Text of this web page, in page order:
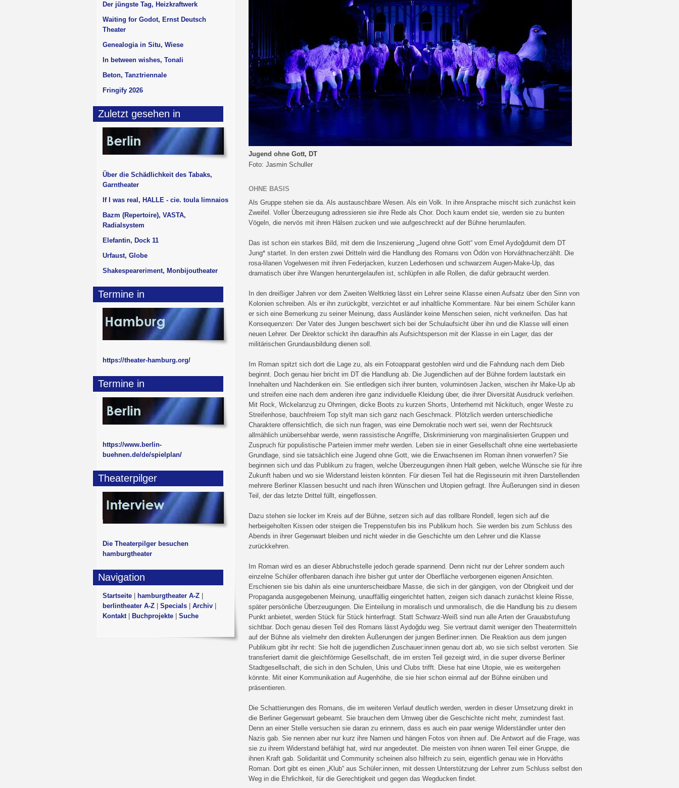
Jugend ohne Gott, DT
Foto: Jasmin Schuller
OHNE BASIS
Als Gruppe stehen sie da. Als austauschbare Wesen. Als ein Volk. In ihre Ansprache mischt sich zunächst kein
Zweifel. Voller Überzeugung adressieren sie ihre Rede als Chor. Doch kaum endet sie, werden sie zu bunten
Vögeln, die nervös mit ihren Hälsen zucken und wie aufgeschreckt auf der Bühne herumlaufen.
Das ist schon ein starkes Bild, mit dem die Inszenierung „Jugend ohne Gott“ vom Emel Aydoğdumit dem DT
Jung* startet. In den ersten zwei Dritteln wird die Handlung des Romans von Ödön von Horváthnacherzählt. Die
rosa-lilanen Vogelwesen mit ihren Federjacken, kurzen Lederhosen und schwarzem Augen-Make-Up, das
dramatisch über ihre Wangen heruntergelaufen ist, schlüpfen in alle Rollen, die dafür gebraucht werden.
In den dreißiger Jahren vor dem Zweiten Weltkrieg lässt ein Lehrer seine Klasse einen Aufsatz über den Sinn von
Kolonien schreiben. Als er ihn zurückgibt, verzichtet er auf inhaltliche Kommentare. Nur bei einem Schüler kann
er sich eine Bemerkung zu seiner Meinung, dass Ausländer keine Menschen seien, nicht verkneifen. Das hat
Konsequenzen: Der Vater des Jungen beschwert sich bei der Schulaufsicht über ihn und die Klasse will einen
neuen Lehrer. Der Direktor schickt ihn daraufhin als Aufsichtsperson mit der Klasse in ein Lager, das der
militärischen Grundausbildung dienen soll.
Im Roman spitzt sich dort die Lage zu, als ein Fotoapparat gestohlen wird und die Fahndung nach dem Dieb
beginnt. Doch genau hier bricht im DT die Handlung ab. Die Jugendlichen auf der Bühne fordern lautstark ein
Innehalten und Nachdenken ein. Sie entledigen sich ihrer bunten, voluminösen Jacken, wischen ihr Make-Up ab
und streifen eine nach dem anderen ihre ganz individuelle Kleidung über, die ihrer Diversität Ausdruck verleihen.
Mit Rock, Wickelanzug zu Ohrringen, dicke Boots zu kurzen Shorts, Unterhemd mit Nickituch, enger Weste zu
Streifenhose, bauchfreiem Top stylt man sich ganz nach Geschmack. Plötzlich werden unterschiedliche
Charaktere offensichtlich, die sich nun fragen, was eine Demokratie noch wert sei, wenn der Rechtsruck
allmählich unübersehbar werde, wenn rassistische Angriffe, Diskriminierung von marginalisierten Gruppen und
Zuspruch für populistische Parteien immer mehr werden. Leben sie in einer Gesellschaft ohne eine wertebasierte
Grundlage, sind sie tatsächlich eine Jugend ohne Gott, wie die Erwachsenen im Roman ihnen vorwerfen? Sie
beginnen sich und das Publikum zu fragen, welche Überzeugungen ihnen Halt geben, welche Wünsche sie für ihre
Zukunft haben und wo sie Widerstand leisten könnten. Für diesen Teil hat die Regisseurin mit ihren Darstellenden
mehrere Berliner Klassen besucht und nach ihren Wünschen und Utopien gefragt. Ihre Äußerungen sind in diesen
Teil, der das letzte Drittel füllt, eingeflossen.
Dazu stehen sie locker im Kreis auf der Bühne, setzen sich auf das rollbare Rondell, legen sich auf die
herbeigeholten Kissen oder steigen die Treppenstufen bis ins Publikum hoch. Sie werden bis zum Schluss des
Abends in ihrer Gegenwart bleiben und nicht wieder in die Geschichte um den Lehrer und die Klasse
zurückkehren.
Im Roman wird es an dieser Abbruchstelle jedoch gerade spannend. Denn nicht nur der Lehrer sondern auch
einzelne Schüler offenbaren danach ihre bisher gut unter der Oberfläche verborgenen eigenen Ansichten.
Erschienen sie bis dahin als eine ununterscheidbare Masse, die sich in der gängigen, von der Obrigkeit und der
Propaganda ausgegebenen Meinung, unauffällig eingerichtet hatten, zeigen sich danach zunächst kleine Risse,
später persönliche Überzeugungen. Die Einteilung in moralisch und unmoralisch, die die Handlung bis zu diesem
Punkt anbietet, werden Stück für Stück hinterfragt. Statt Schwarz-Weiß sind nun alle Arten der Grauabstufung
sichtbar. Doch genau diesen Teil des Romans lässt Aydoğdu weg. Sie vertraut damit weniger den Theatermitteln
auf der Bühne als vielmehr den direkten Äußerungen der jungen Berliner:innen. Die Reaktion aus dem jungen
Publikum gibt ihr recht: Sie holt die jugendlichen Zuschauer:innen genau dort ab, wo sie sich selbst verorten. Sie
transferiert damit die gleichförmige Gesellschaft, die im ersten Teil gezeigt wird, in die super diverse Berliner
Stadtgesellschaft, die sich in den Schulen, Unis und Clubs trifft. Diese hat eine Utopie, wie es weitergehen
könnte. Mit einer Kommunikation auf Augenhöhe, die sie hier schon einmal auf der Bühne einüben und
präsentieren.
Die Schattierungen des Romans, die im weiteren Verlauf deutlich werden, werden in dieser Umsetzung direkt in
die Berliner Gegenwart gebeamt. Sie brauchen dem Umweg über die Geschichte nicht mehr, zumindest fast.
Denn an einer Stelle versuchen sie daran zu erinnern, dass es auch ein paar wenige Widerständler unter den
Nazis gab. Sie nennen aber nur kurz ihre Namen und hängen Fotos von ihnen auf. Die Antwort auf die Frage, was
sie zu ihrem Widerstand befähigt hat, wird nur angedeutet. Die meisten von ihnen waren Teil einer Gruppe, die
ihnen Kraft gab. Solidarität und Community scheinen also hilfreich zu sein, eigentlich genau wie in Horváths
Roman. Dort gibt es einen „Klub“ aus Schüler:innen, mit dessen Unterstützung der Lehrer zum Schluss selbst den
Weg in die Ehrlichkeit, für die Gerechtigkeit und gegen das Wegducken findet.
Der jüngste Tag, Heizkraftwerk
Waiting for Godot, Ernst Deutsch
Theater
Genealogia in Situ, Wiese
In between wishes, Tonali
Beton, Tanztriennale
Fringify 2026
Zuletzt gesehen in
Über die Schädlichkeit des Tabaks,
Garntheater
If I was real, HALLE - cie. toula limnaios
Bazm (Repertoire), VASTA,
Radialsystem
Elefantin, Dock 11
Urfaust, Globe
Shakespeareriment, Monbijoutheater
Termine in
https://theater-hamburg.org/
Termine in
https://www.berlin-
buehnen.de/de/spielplan/
Theaterpilger
Die Theaterpilger besuchen
hamburgtheater
Navigation
Startseite hamburgtheater A-Z
berlintheater A-Z
Specials Archiv
Kontakt| Buchprojekte Suche